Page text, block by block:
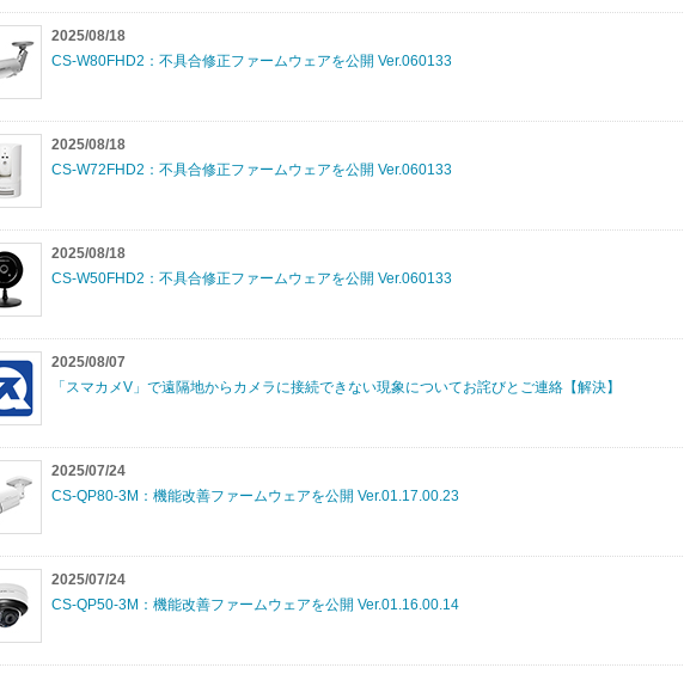
2025/08/18
CS-W80FHD2：不具合修正ファームウェアを公開 Ver.060133
2025/08/18
CS-W72FHD2：不具合修正ファームウェアを公開 Ver.060133
2025/08/18
CS-W50FHD2：不具合修正ファームウェアを公開 Ver.060133
2025/08/07
「スマカメV」で遠隔地からカメラに接続できない現象についてお詫びとご連絡【解決】
2025/07/24
CS-QP80-3M：機能改善ファームウェアを公開 Ver.01.17.00.23
2025/07/24
CS-QP50-3M：機能改善ファームウェアを公開 Ver.01.16.00.14